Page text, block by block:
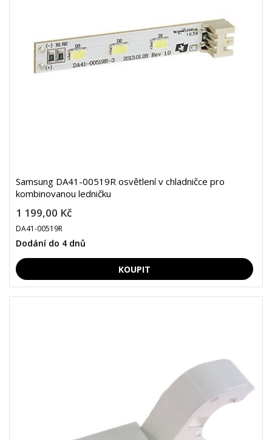
Samsung DA41-00519R osvětlení v chladničce pro
kombinovanou ledničku
1 199,00 Kč
DA41-00519R
Dodání do 4 dnů